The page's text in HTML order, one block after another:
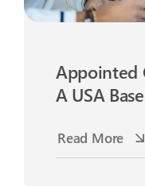
Appointed
A USA
Read More